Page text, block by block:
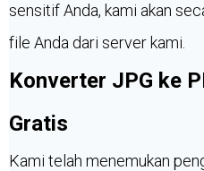
sensitif Anda, kami akan
file Anda dari server kami.
Konverter JPG ke
Gratis
Kami telah menemukan